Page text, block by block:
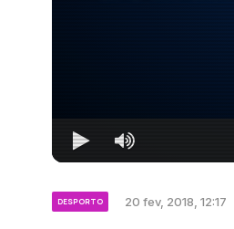
DESPORTO 20 fev, 2018, 12:17